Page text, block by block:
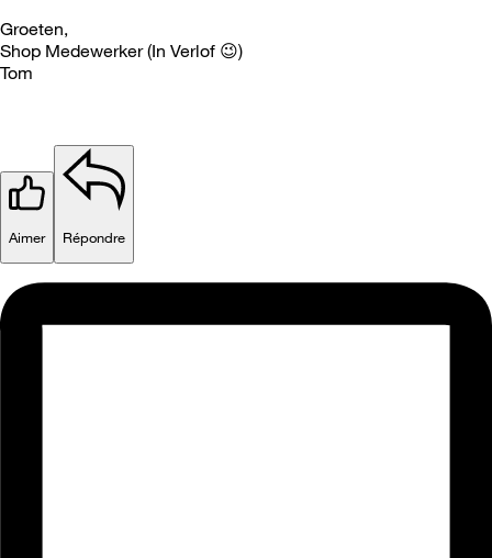
Groeten,
Shop Medewerker (In Verlof 😉)
Tom
Aimer Répondre